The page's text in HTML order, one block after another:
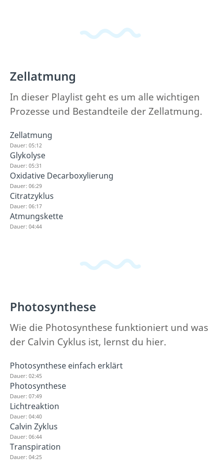
Zellatmung
In dieser Playlist geht es um alle wichtigen
Prozesse und Bestandteile der Zellatmung.
Zellatmung
Dauer: 05:12
Glykolyse
Dauer: 05:31
Oxidative Decarboxylierung
Dauer: 06:29
Citratzyklus
Dauer: 06:17
Atmungskette
Dauer: 04:44
Photosynthese
Wie die Photosynthese funktioniert und was
der Calvin Cyklus ist, lernst du hier.
Photosynthese einfach erklärt
Dauer: 02:45
Photosynthese
Dauer: 07:49
Lichtreaktion
Dauer: 04:40
Calvin Zyklus
Dauer: 06:44
Transpiration
Dauer: 04:25